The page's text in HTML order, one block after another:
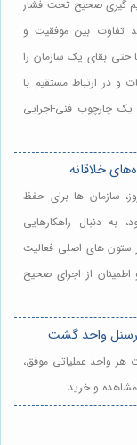
گیری صحیح تحت فشار
تفاوت بین موفقیت و
بقای یک سازمان را
و در ارتباط مستقیم با
یک چارچوب فنی-اجرایی
خلاقانه
سازمان ها برای حفظ
به دنبال راهکارهایی
ستون های اصلی فعالیت
از اجرای صحیح
واحد گشت
هر واحد عملیاتی موفق،
و خرید